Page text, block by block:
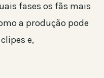
fases os fãs mais
a produção pode
e,